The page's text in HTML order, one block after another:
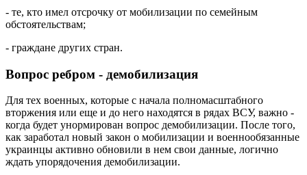
- те, кто имел отсрочку от мобилизации по семейным
обстоятельствам;
- граждане других стран.
Вопрос ребром - демобилизация
Для тех военных, которые с начала полномасштабного
вторжения или еще и до него находятся в рядах ВСУ, важно -
когда будет унормирован вопрос демобилизации. После того,
как заработал новый закон о мобилизации и военнообязанные
украинцы активно обновили в нем свои данные, логично
ждать упорядочения демобилизации.